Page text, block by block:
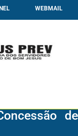
WEBMAIL
de